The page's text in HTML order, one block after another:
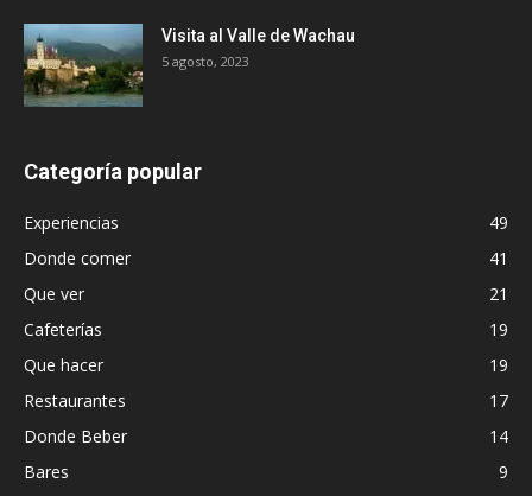
Visita al Valle de Wachau
5 agosto, 2023
Categoría popular
Experiencias
49
Donde comer
41
Que ver
21
Cafeterías
19
Que hacer
19
Restaurantes
17
Donde Beber
14
Bares
9